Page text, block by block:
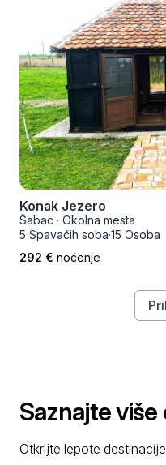
Konak Jezero
Šabac · Okolna mesta
5 Spavaćih soba·15 Osoba
292 € noćenje
Saznajte više
Otkrijte lepote